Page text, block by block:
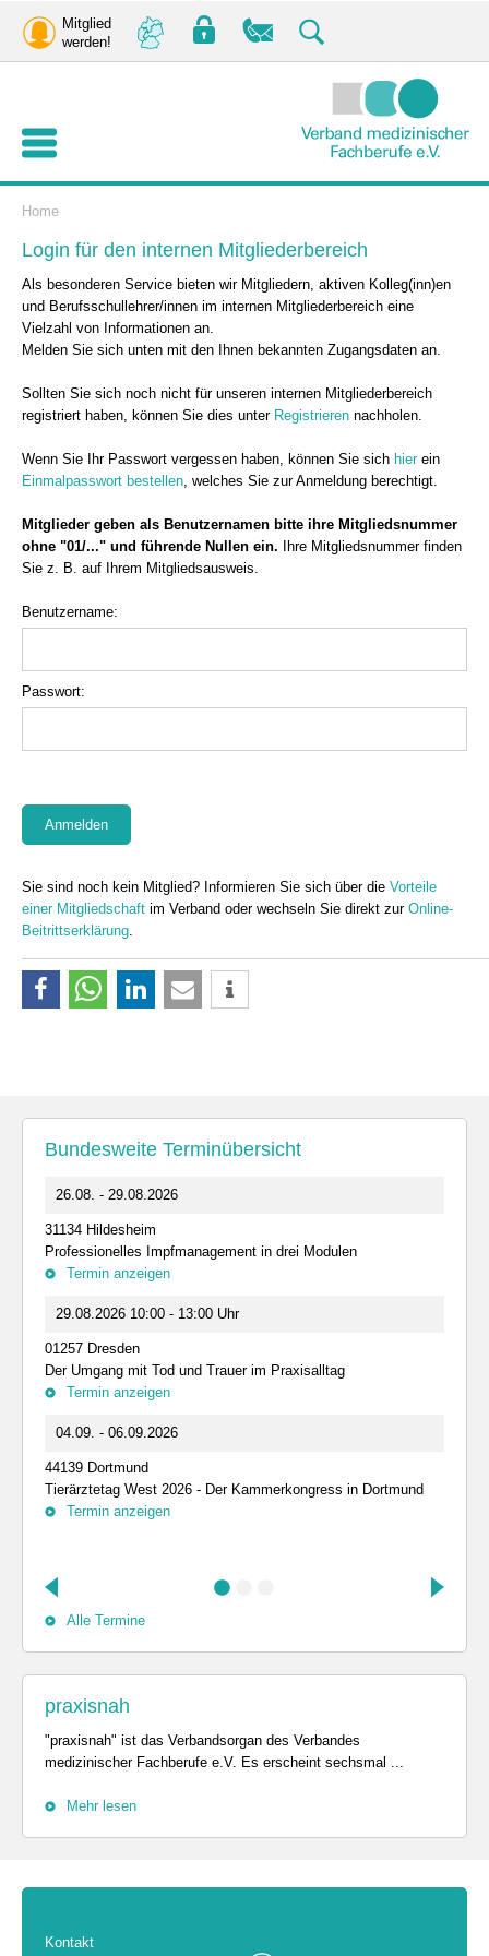
Mitglied
werden!
Home
Login für den internen Mitgliederbereich
Als besonderen Service bieten wir Mitgliedern, aktiven Kolleg(inn)en
und Berufsschullehrer/innen im internen Mitgliederbereich eine
Vielzahl von Informationen an.
Melden Sie sich unten mit den Ihnen bekannten Zugangsdaten an.
Sollten Sie sich noch nicht für unseren internen Mitgliederbereich
registriert haben, können Sie dies unter Registrieren nachholen.
Wenn Sie Ihr Passwort vergessen haben, können Sie sich hierein
Einmalpasswort bestellen, welches Sie zur Anmeldung berechtigt.
Mitglieder geben als Benutzernamen bitte ihre Mitgliedsnummer
ohne "01/..." und führende Nullen ein. Ihre Mitgliedsnummer finden
Sie z. B. auf Ihrem Mitgliedsausweis.
Benutzername:
Passwort:
Sie sind noch kein Mitglied? Informieren Sie sich über die Vorteile
einer Mitgliedschaft im Verband oder wechseln Sie direkt zur Online-
Beitrittserklärung.
Bundesweite Terminübersicht
26.08. - 29.08.2026
31134 Hildesheim
Professionelles Impfmanagement in drei Modulen
Termin anzeigen
29.08.2026 10:00 - 13:00 Uhr
01257 Dresden
Der Umgang mit Tod und Trauer im Praxisalltag
Termin anzeigen
04.09. - 06.09.2026
44139 Dortmund
Tierärztetag West 2026 - Der Kammerkongress in Dortmund
Termin anzeigen
Alle Termine
praxisnah
"praxisnah" ist das Verbandsorgan des Verbandes
medizinischer Fachberufe e.V. Es erscheint sechsmal ...
Mehr lesen
Kontakt